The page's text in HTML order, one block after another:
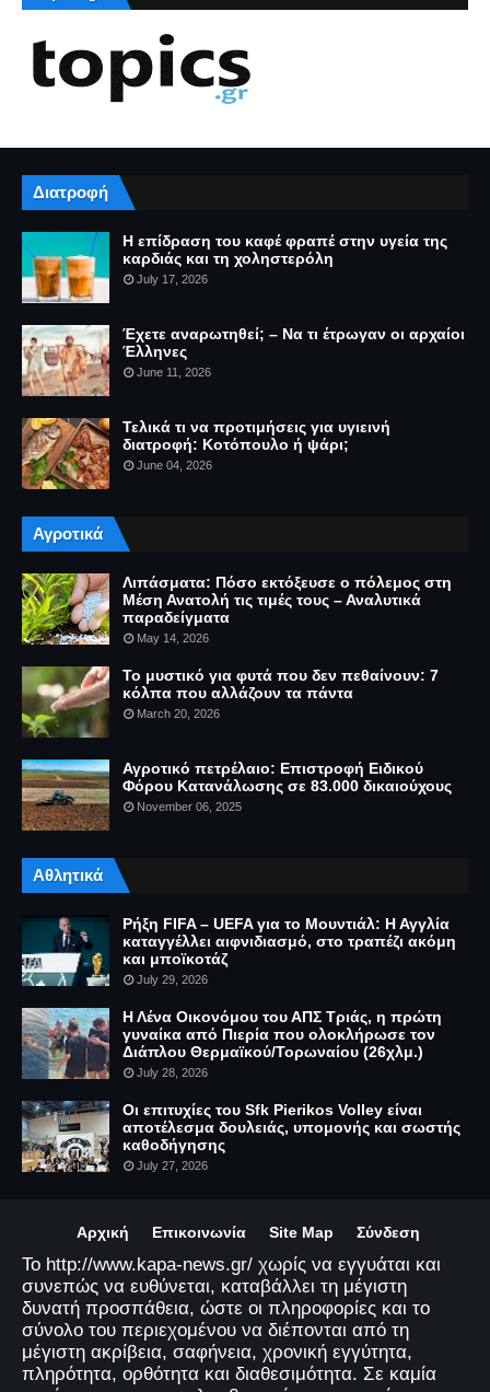
Διατροφή
Η επίδραση του καφέ φραπέ στην υγεία της
καρδιάς και τη χοληστερόλη
July 17, 2026
Έχετε αναρωτηθεί; – Να τι έτρωγαν οι αρχαίοι
Έλληνες
June 11, 2026
Τελικά τι να προτιμήσεις για υγιεινή
διατροφή: Κοτόπουλο ή ψάρι;
June 04, 2026
Αγροτικά
Λιπάσματα: Πόσο εκτόξευσε ο πόλεμος στη
Μέση Ανατολή τις τιμές τους – Αναλυτικά
παραδείγματα
May 14, 2026
Το μυστικό για φυτά που δεν πεθαίνουν: 7
κόλπα που αλλάζουν τα πάντα
March 20, 2026
Αγροτικό πετρέλαιο: Επιστροφή Ειδικού
Φόρου Κατανάλωσης σε 83.000 δικαιούχους
November 06, 2025
Αθλητικά
Ρήξη FIFA – UEFA για το Μουντιάλ: Η Αγγλία
καταγγέλλει αιφνιδιασμό, στο τραπέζι ακόμη
και μποϊκοτάζ
July 29, 2026
Η Λένα Οικονόμου του ΑΠΣ Τριάς, η πρώτη
γυναίκα από Πιερία που ολοκλήρωσε τον
Διάπλου Θερμαϊκού/Τορωναίου (26χλμ.)
July 28, 2026
Οι επιτυχίες του Sfk Pierikos Volley είναι
αποτέλεσμα δουλειάς, υπομονής και σωστής
καθοδήγησης
July 27, 2026
Αρχική Επικοινωνία Site Map Σύνδεση
Το http://www.kapa-news.gr/ χωρίς να εγγυάται και
συνεπώς να ευθύνεται, καταβάλλει τη μέγιστη
δυνατή προσπάθεια, ώστε οι πληροφορίες και το
σύνολο του περιεχομένου να διέπονται από τη
μέγιστη ακρίβεια, σαφήνεια, χρονική εγγύτητα,
πληρότητα, ορθότητα και διαθεσιμότητα. Σε καμία